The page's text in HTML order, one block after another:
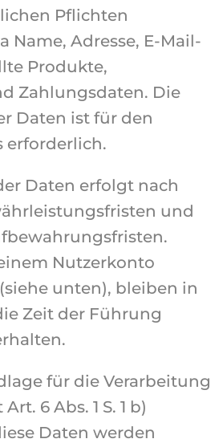
Pflichten
Name, Adresse, E-Mail-
Produkte,
Zahlungsdaten. Die
Daten ist für den
erforderlich.
Daten erfolgt nach
und
Nutzerkonto
unten), bleiben in
Zeit der Führung
für die Verarbeitung
6 Abs. 1 S. 1 b)
Daten werden